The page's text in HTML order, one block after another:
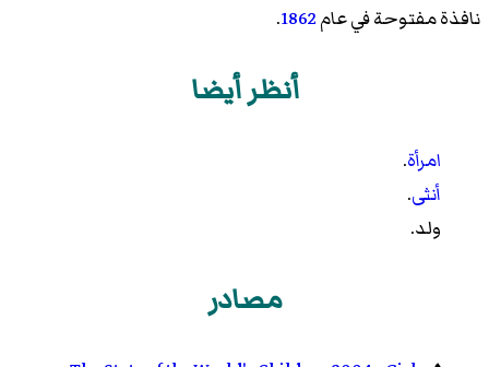
نافذة مفتوحة في عام1862
.
أنظر أيضا
امرأة.
أنثى.
ولد.
مصادر